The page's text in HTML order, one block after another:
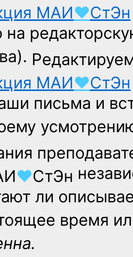
МАИ♥СтЭн
на
МАИ♥СтЭн
письма и
♥СтЭн
ли
время